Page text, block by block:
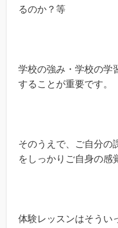
るのか？等
学校の強み・学校の学
することが重要です。
そのうえで、ご自分の
をしっかりご自身の感
体験レッスンはそうい